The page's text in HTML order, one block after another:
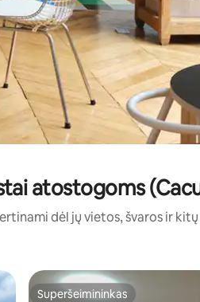
atostogoms
dėl jų vietos, švaros ir
Superšeimininkas